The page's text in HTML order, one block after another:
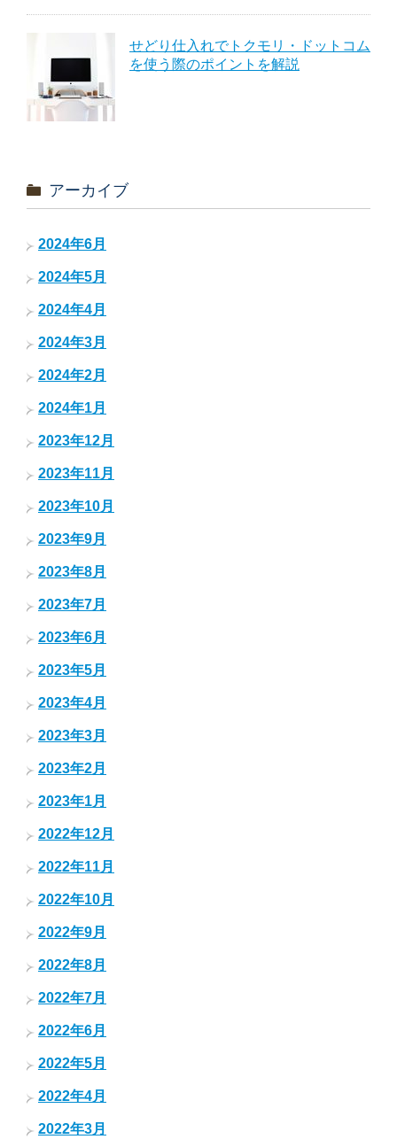
せどり仕入れでトクモリ・ドットコム
を使う際のポイントを解説
アーカイブ
2024年6月
2024年5月
2024年4月
2024年3月
2024年2月
2024年1月
2023年12月
2023年11月
2023年10月
2023年9月
2023年8月
2023年7月
2023年6月
2023年5月
2023年4月
2023年3月
2023年2月
2023年1月
2022年12月
2022年11月
2022年10月
2022年9月
2022年8月
2022年7月
2022年6月
2022年5月
2022年4月
2022年3月